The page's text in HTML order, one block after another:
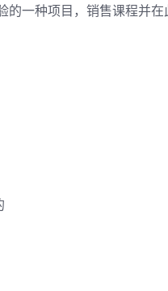
的一种项目，销售课程并